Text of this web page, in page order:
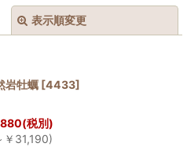
表示順変更
岩牡蠣 [4433]
(税別)
￥ 31,190)